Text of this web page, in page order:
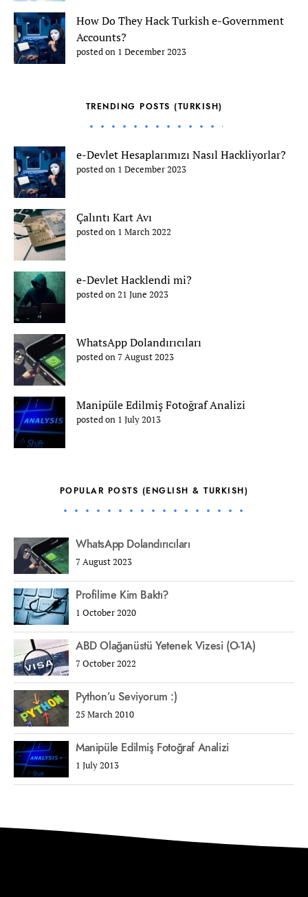
How Do They Hack Turkish e-Government
Accounts?
posted on 1 December 2023
TRENDING POSTS (TURKISH)
e-Devlet Hesaplarımızı Nasıl Hackliyorlar?
posted on 1 December 2023
Çalıntı Kart Avı
posted on 1 March 2022
e-Devlet Hacklendi mi?
posted on 21 June 2023
WhatsApp Dolandırıcıları
posted on 7 August 2023
Manipüle Edilmiş Fotoğraf Analizi
posted on 1 July 2013
POPULAR POSTS (ENGLISH & TURKISH)
WhatsApp Dolandırıcıları
7 August 2023
Profilime Kim Baktı?
1 October 2020
ABD Olağanüstü Yetenek Vizesi (O-1A)
7 October 2022
Python’u Seviyorum :)
25 March 2010
Manipüle Edilmiş Fotoğraf Analizi
1 July 2013